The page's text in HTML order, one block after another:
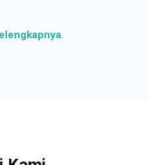
.